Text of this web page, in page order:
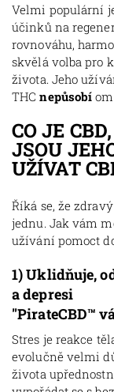
Velmi populární
účinků na
rovnováhu,
skvělá volba pro
života. Jeho
THC nepůsobí
CO JE
JSOU
UŽÍVAT
Říká se, že
jednu. Jak vám
užívání pomoct
1)Uklidňuje,
a depresi
"PirateCBD™
Stres je reakce
evolučně velmi
života